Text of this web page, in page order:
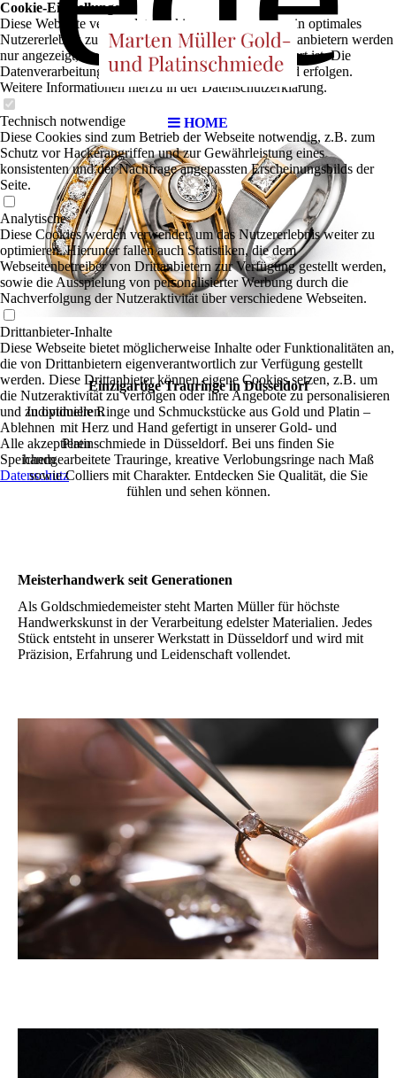
HOME
Einzigartige Trauringe in Düsseldorf
Individuelle Ringe und Schmuckstücke aus Gold und Platin –
mit Herz und Hand gefertigt in unserer Gold- und
Platinschmiede in Düsseldorf. Bei uns finden Sie
handgearbeitete Trauringe, kreative Verlobungsringe nach Maß
sowie Colliers mit Charakter. Entdecken Sie Qualität, die Sie
fühlen und sehen können.
Meisterhandwerk seit Generationen
Als Goldschmiedemeister steht Marten Müller für höchste
Handwerkskunst in der Verarbeitung edelster Materialien. Jedes
Stück entsteht in unserer Werkstatt in Düsseldorf und wird mit
Präzision, Erfahrung und Leidenschaft vollendet.
Cookie-Einstellungen
Diese Webseite verwendet Cookies, um Besuchern ein optimales
Nutzererlebnis zu bieten. Bestimmte Inhalte von Drittanbietern werden
nur angezeigt, wenn die entsprechende Option aktiviert ist. Die
Datenverarbeitung kann dann auch in einem Drittland erfolgen.
Weitere Informationen hierzu in der Datenschutzerklärung.
Technisch notwendige
Diese Cookies sind zum Betrieb der Webseite notwendig, z.B. zum
Schutz vor Hackerangriffen und zur Gewährleistung eines
konsistenten und der Nachfrage angepassten Erscheinungsbilds der
Seite.
Analytische
Diese Cookies werden verwendet, um das Nutzererlebnis weiter zu
optimieren. Hierunter fallen auch Statistiken, die dem
Webseitenbetreiber von Drittanbietern zur Verfügung gestellt werden,
sowie die Ausspielung von personalisierter Werbung durch die
Nachverfolgung der Nutzeraktivität über verschiedene Webseiten.
Drittanbieter-Inhalte
Diese Webseite bietet möglicherweise Inhalte oder Funktionalitäten an,
die von Drittanbietern eigenverantwortlich zur Verfügung gestellt
werden. Diese Drittanbieter können eigene Cookies setzen, z.B. um
die Nutzeraktivität zu verfolgen oder ihre Angebote zu personalisieren
und zu optimieren.
Ablehnen
Alle akzeptieren
Speichern
Datenschutz